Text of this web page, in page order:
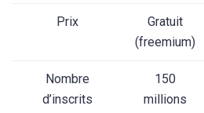
Prix
Gratuit
(freemium)
Nombre
d’inscrits
150
millions